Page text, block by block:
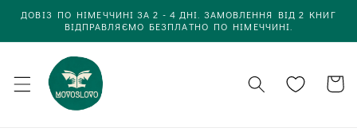
до
вмісту
ДОВІЗ ПО НІМЕЧЧИНІ ЗА 2 - 4 ДНІ. ЗАМОВЛЕННЯ ВІД 2 КНИГ
ВІДПРАВЛЯЄМО БЕЗПЛАТНО ПО НІМЕЧЧИНІ.
Кошик